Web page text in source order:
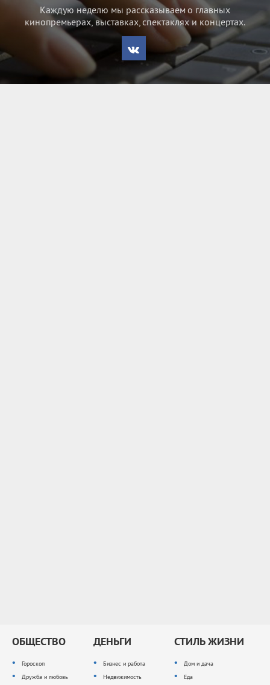
Каждую неделю мы рассказываем о главных
кинопремьерах, выставках, спектаклях и концертах.
ОБЩЕСТВО
Гороскоп
Дружба и любовь
ДЕНЬГИ
Бизнес и работа
Недвижимость
СТИЛЬ ЖИЗНИ
Дом и дача
Еда